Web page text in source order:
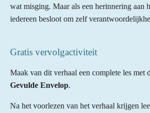
wat misging. Maar als een herinnering aan
iedereen besloot om zelf
Gratis vervolgactiviteit
Maak van dit verhaal een complete les met
Gevulde Envelop.
Na het voorlezen van het verhaal krijgen